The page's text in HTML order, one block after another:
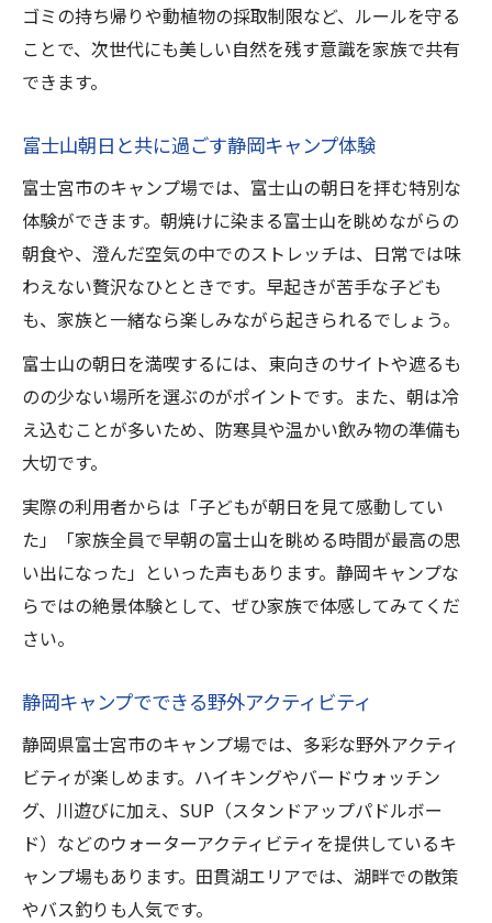
ゴミの持ち帰りや動植物の採取制限など、ルールを守る
ことで、次世代にも美しい自然を残す意識を家族で共有
できます。
富士山朝日と共に過ごす静岡キャンプ体験
富士宮市のキャンプ場では、富士山の朝日を拝む特別な
体験ができます。朝焼けに染まる富士山を眺めながらの
朝食や、澄んだ空気の中でのストレッチは、日常では味
わえない贅沢なひとときです。早起きが苦手な子ども
も、家族と一緒なら楽しみながら起きられるでしょう。
富士山の朝日を満喫するには、東向きのサイトや遮るも
のの少ない場所を選ぶのがポイントです。また、朝は冷
え込むことが多いため、防寒具や温かい飲み物の準備も
大切です。
実際の利用者からは「子どもが朝日を見て感動してい
た」「家族全員で早朝の富士山を眺める時間が最高の思
い出になった」といった声もあります。静岡キャンプな
らではの絶景体験として、ぜひ家族で体感してみてくだ
さい。
静岡キャンプでできる野外アクティビティ
静岡県富士宮市のキャンプ場では、多彩な野外アクティ
ビティが楽しめます。ハイキングやバードウォッチン
グ、川遊びに加え、SUP（スタンドアップパドルボー
ド）などのウォーターアクティビティを提供しているキ
ャンプ場もあります。田貫湖エリアでは、湖畔での散策
やバス釣りも人気です。